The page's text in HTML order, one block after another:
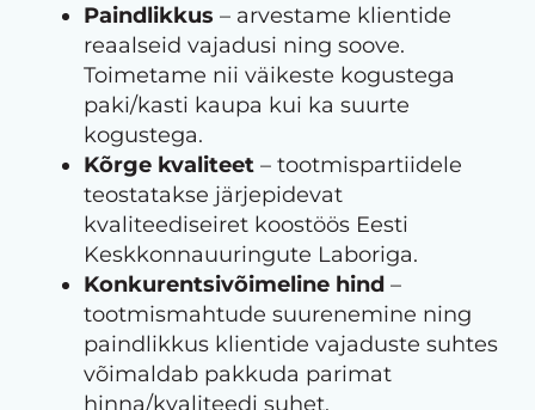
Paindlikkus – arvestame klientide
reaalseid vajadusi ning soove.
Toimetame nii väikeste kogustega
paki/kasti kaupa kui ka suurte
kogustega.
Kõrge kvaliteet– tootmispartiidele
teostatakse järjepidevat
kvaliteediseiret koostöös Eesti
Keskkonnauuringute Laboriga.
Konkurentsivõimeline hind–
tootmismahtude suurenemine ning
paindlikkus klientide vajaduste suhtes
võimaldab pakkuda parimat
hinna/kvaliteedi suhet.